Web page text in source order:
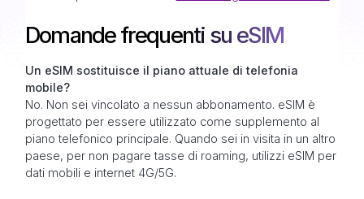
Domande frequenti su eSIM
Un eSIM sostituisce il piano attuale di telefonia
mobile?
No. Non sei vincolato a nessun abbonamento. eSIM è
progettato per essere utilizzato come supplemento al
piano telefonico principale. Quando sei in visita in un altro
paese, per non pagare tasse di roaming, utilizzi eSIM per
dati mobili e internet 4G/5G.